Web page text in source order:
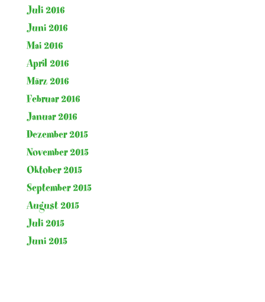
Juli 2016
Juni 2016
Mai 2016
April 2016
März 2016
Februar 2016
Januar 2016
Dezember 2015
November 2015
Oktober 2015
September 2015
August 2015
Juli 2015
Juni 2015